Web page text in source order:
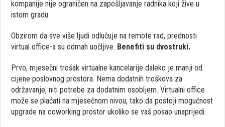
kompanije nije ograničen na zapošljavanje radnika koji žive u
istom gradu.
Obzirom da sve više ljudi odlučuje na remote rad, prednosti
virtual office-a su odmah uočljive. Benefiti su dvostruki.
Prvo, mjesečni trošak virtualne kancelarije daleko je manji od
cijene poslovnog prostora. Nema dodatnih troškova za
održavanje, niti potrebe za dodatnim osobljem. Virtualni office
može se plaćati na mjesečnom nivou, tako da postoji mogućnost
upgrade na coworking prostor ukoliko se vaš posao unaprijedi.